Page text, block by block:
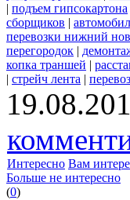
| подъем гипсокартона
сборщиков |
перевозки нижний
перегородок |
копка траншей |
| стрейч лента |
Интересно Вам
Больше не интересно
(0)